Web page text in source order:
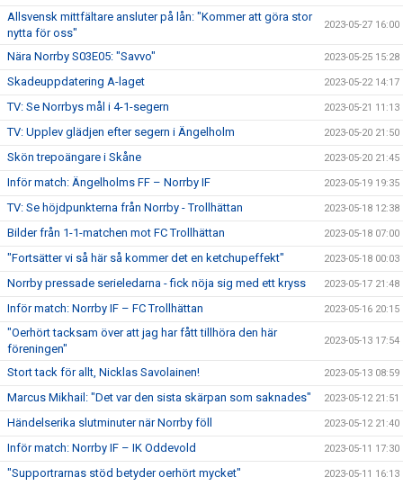
Allsvensk mittfältare ansluter på lån: "Kommer att göra stor
nytta för oss"
2023-05-27 16:00
Nära Norrby S03E05: "Savvo" 2023-05-25 15:28
Skadeuppdatering A-laget 2023-05-22 14:17
TV: Se Norrbys mål i 4-1-segern 2023-05-21 11:13
TV: Upplev glädjen efter segern i Ängelholm 2023-05-20 21:50
Skön trepoängare i Skåne 2023-05-20 21:45
Inför match: Ängelholms FF – Norrby IF 2023-05-19 19:35
TV: Se höjdpunkterna från Norrby - Trollhättan 2023-05-18 12:38
Bilder från 1-1-matchen mot FC Trollhättan 2023-05-18 07:00
"Fortsätter vi så här så kommer det en ketchupeffekt" 2023-05-18 00:03
Norrby pressade serieledarna - fick nöja sig med ett kryss 2023-05-17 21:48
Inför match: Norrby IF – FC Trollhättan 2023-05-16 20:15
"Oerhört tacksam över att jag har fått tillhöra den här
föreningen"
2023-05-13 17:54
Stort tack för allt, Nicklas Savolainen! 2023-05-13 08:59
Marcus Mikhail: "Det var den sista skärpan som saknades" 2023-05-12 21:51
Händelserika slutminuter när Norrby föll 2023-05-12 21:40
Inför match: Norrby IF – IK Oddevold 2023-05-11 17:30
"Supportrarnas stöd betyder oerhört mycket" 2023-05-11 16:13